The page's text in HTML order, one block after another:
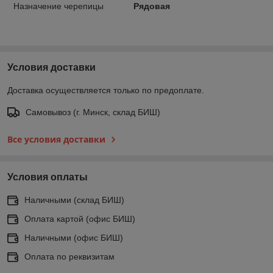
Назначение черепицы
Рядовая
Условия доставки
Доставка осуществляется только по предоплате.
Самовывоз (г. Минск, склад БИШ)
Все условия доставки
Условия оплаты
Наличными (склад БИШ)
Оплата картой (офис БИШ)
Наличными (офис БИШ)
Оплата по реквизитам